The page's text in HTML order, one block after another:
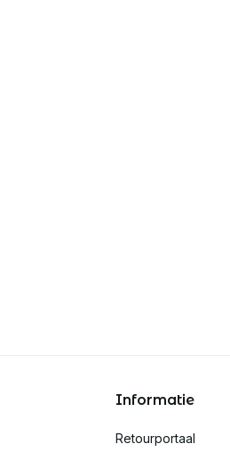
Informatie
Retourportaal